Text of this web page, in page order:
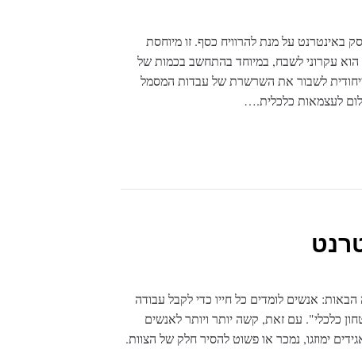
באינטרנט על מנת להרוויח כסף. זו מיוחסת
הוא עקרוני לשבח, במיוחד בהתחשב בכמות של
ייחודית לשבור את השרשרת של עבדות המסמל
לעצמאות כלכלית.…
אנשים לומדים כל חייו כדי לקבל עבודה
כלכלי". עם זאת, קשה יותר ויותר לאנשים
ימוזגו, נמכר או פשוט להסיר חלק של הצוות.